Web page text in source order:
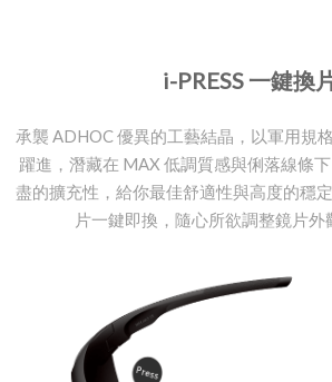
i-PRESS 一鍵換
承襲 ADHOC 優異的工藝結晶，以軍用規
躍進，潛藏在 MAX 低調質感與俐落線條
盡的擴充性，給你最佳舒適性與高度的穩
片一鍵即換，隨心所欲調整鏡片外